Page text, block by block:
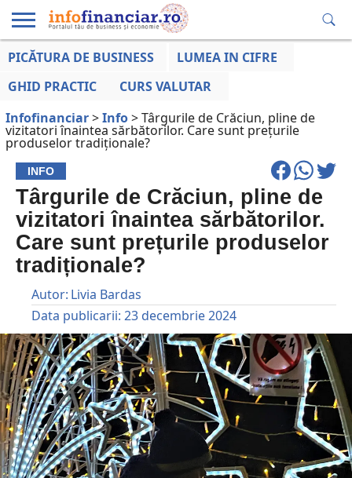
EDUCAȚIE
LA ZI
AFACERILOR
PICĂTURA DE BUSINESS
LUMEA IN CIFRE
GHID PRACTIC
CURS VALUTAR
Infofinanciar>Info>Târgurile de Crăciun, pline de
vizitatori înaintea sărbătorilor. Care sunt prețurile
produselor tradiționale?
INFO
Târgurile de Crăciun, pline de
vizitatori înaintea sărbătorilor.
Care sunt prețurile produselor
tradiționale?
Autor: Livia Bardas
Data publicarii: 23 decembrie 2024